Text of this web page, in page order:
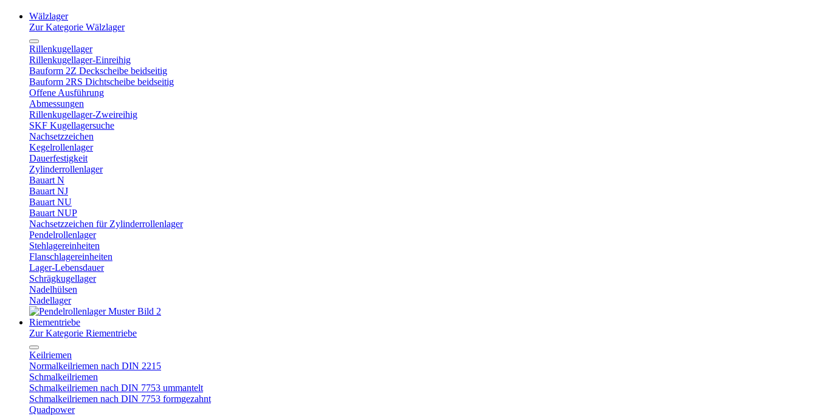
Wälzlager
Zur Kategorie Wälzlager
Rillenkugellager
Rillenkugellager-Einreihig
Bauform 2Z Deckscheibe beidseitig
Bauform 2RS Dichtscheibe beidseitig
Offene Ausführung
Abmessungen
Rillenkugellager-Zweireihig
SKF Kugellagersuche
Nachsetzzeichen
Kegelrollenlager
Dauerfestigkeit
Zylinderrollenlager
Bauart N
Bauart NJ
Bauart NU
Bauart NUP
Nachsetzzeichen für Zylinderrollenlager
Pendelrollenlager
Stehlagereinheiten
Flanschlagereinheiten
Lager-Lebensdauer
Schrägkugellager
Nadelhülsen
Nadellager
Riementriebe
Zur Kategorie Riementriebe
Keilriemen
Normalkeilriemen nach DIN 2215
Schmalkeilriemen
Schmalkeilriemen nach DIN 7753 ummantelt
Schmalkeilriemen nach DIN 7753 formgezahnt
Quadpower